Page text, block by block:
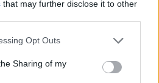
that may further disclose it to other
app uses one or more Google
behaviour. You may click to
and its third-party tags to
Opt Outs
Sharing of my